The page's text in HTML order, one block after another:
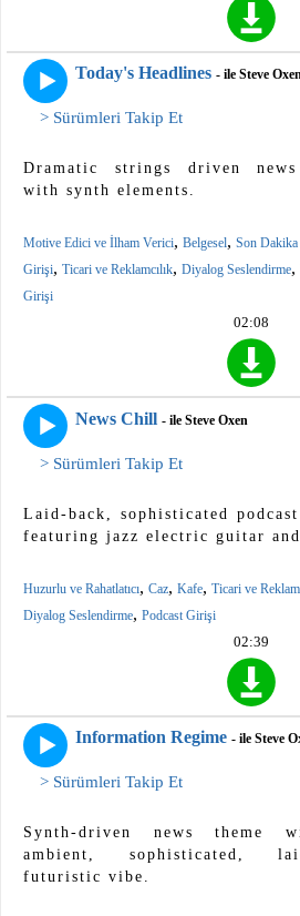
Today's Headlines - ile Steve
> Sürümleri Takip Et
Dramatic strings driven news
with synth elements.
Motive Edici ve İlham Verici, Belgesel, Son
Girişi, Ticari ve Reklamcılık, Diyalog Seslendirme,
Girişi
02:08
News Chill - ile Steve Oxen
> Sürümleri Takip Et
Laid-back, sophisticated podcast
featuring jazz electric guitar and
Huzurlu ve Rahatlatıcı, Caz, Kafe, Ticari ve
Diyalog Seslendirme, Podcast Girişi
02:39
Information Regime - ile Steve
> Sürümleri Takip Et
Synth-driven news theme
ambient, sophisticated,
futuristic vibe.